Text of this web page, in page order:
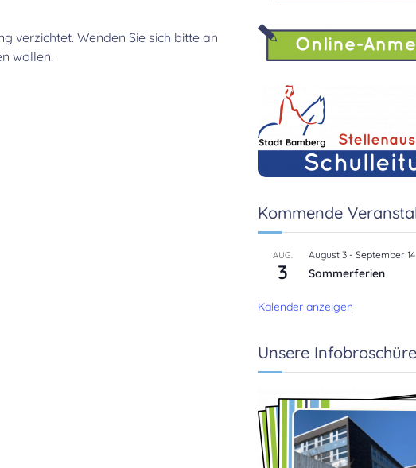
verzichtet. Wenden Sie sich bitte an
wollen.
Kommende
AUG.
3
August 3- September 14
Sommerferien
Kalender anzeigen
Unsere Infobroschüre